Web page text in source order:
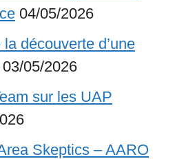
04/05/2026
découverte d’une
03/05/2026
sur les UAP
Skeptics – AARO